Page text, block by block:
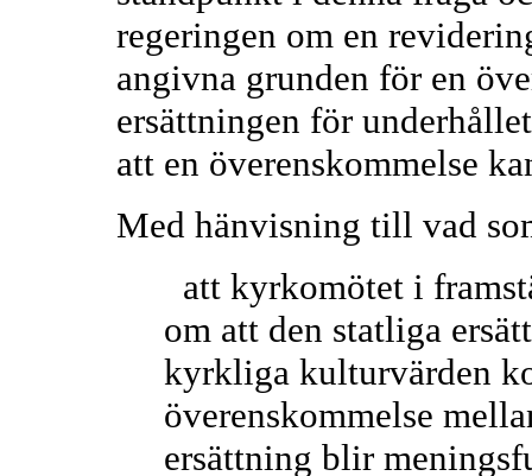
regeringen om en
angivna grunden för en
ersättningen för
att en överenskommelse
Med hänvisning till vad
att kyrkomötet i
om att den statliga
kyrkliga kulturvärden
överenskommelse
ersättning blir